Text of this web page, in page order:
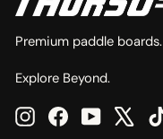
Premium paddle boards.
Explore Beyond.
InstagramFacebookYouTube